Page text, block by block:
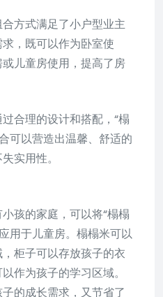
合方式满足了小户型业主
，既可以作为卧室使
儿童房使用，提高了房
过合理的设计和搭配，“榻
可以营造出温馨、舒适的
实用性。
小孩的家庭，可以将“榻榻
用于儿童房。榻榻米可以
柜子可以存放孩子的衣
作为孩子的学习区域。
的成长需求，又节省了